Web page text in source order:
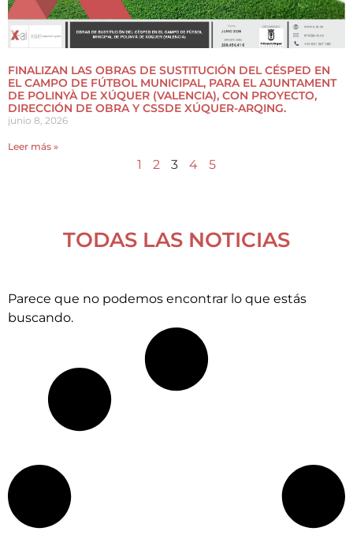
FINALIZAN LAS OBRAS DE SUSTITUCIÓN DEL CÉSPED EN
EL CAMPO DE FÚTBOL MUNICIPAL, PARA EL AJUNTAMENT
DE POLINYÀ DE XÚQUER (VALENCIA), CON PROYECTO,
DIRECCIÓN DE OBRA Y CSSDE XÚQUER-ARQING.
junio 8, 2026
Leer más »
1 2 3 4 5
TODAS LAS NOTICIAS
Parece que no podemos encontrar lo que estás
buscando.